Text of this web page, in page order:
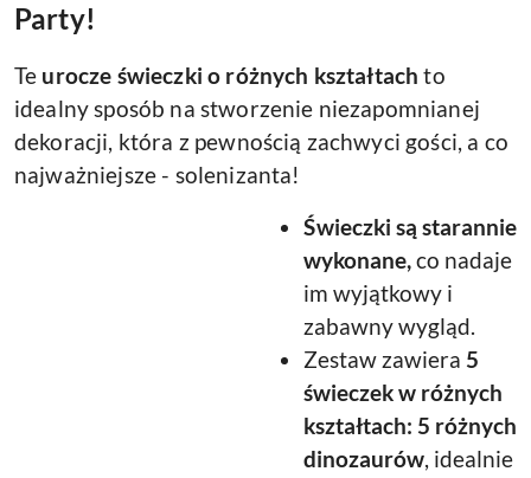
Party!
Te urocze świeczki o różnych kształtach to
idealny sposób na stworzenie niezapomnianej
dekoracji, która z pewnością zachwyci gości, a co
najważniejsze - solenizanta!
Świeczki są starannie
wykonane,co nadaje
im wyjątkowy i
zabawny wygląd.
Zestaw zawiera 5
świeczek w różnych
kształtach: 5 różnych
dinozaurów, idealnie